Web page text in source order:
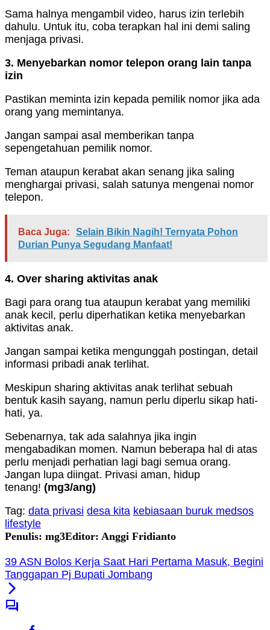
Sama halnya mengambil video, harus izin terlebih
dahulu. Untuk itu, coba terapkan hal ini demi saling
menjaga privasi.
3. Menyebarkan nomor telepon orang lain tanpa
izin
Pastikan meminta izin kepada pemilik nomor jika ada
orang yang memintanya.
Jangan sampai asal memberikan tanpa
sepengetahuan pemilik nomor.
Teman ataupun kerabat akan senang jika saling
menghargai privasi, salah satunya mengenai nomor
telepon.
Baca Juga:
Selain Bikin Nagih! Ternyata Pohon
Durian Punya Segudang Manfaat!
4. Over sharing aktivitas anak
Bagi para orang tua ataupun kerabat yang memiliki
anak kecil, perlu diperhatikan ketika menyebarkan
aktivitas anak.
Jangan sampai ketika mengunggah postingan, detail
informasi pribadi anak terlihat.
Meskipun sharing aktivitas anak terlihat sebuah
bentuk kasih sayang, namun perlu diperlu sikap hati-
hati, ya.
Sebenarnya, tak ada salahnya jika ingin
mengabadikan momen. Namun beberapa hal di atas
perlu menjadi perhatian lagi bagi semua orang.
Jangan lupa diingat. Privasi aman, hidup
tenang! (mg3/ang)
Tag: data privasi desa kita kebiasaan buruk medsos
lifestyle
Penulis: mg3Editor: Anggi Fridianto
39 ASN Bolos Kerja Saat Hari Pertama Masuk, Begini
Tanggapan Pj Bupati Jombang